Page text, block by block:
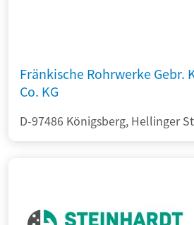
Fränkische Rohrwerke Gebr.
Co. KG
D-97486 Königsberg, Hellinger